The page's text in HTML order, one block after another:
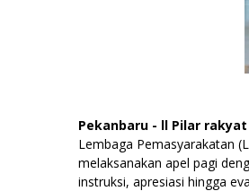
Pekanbaru - ll Pilar
Lembaga Pemasyarakatan
melaksanakan apel pagi
instruksi, apresiasi hingga